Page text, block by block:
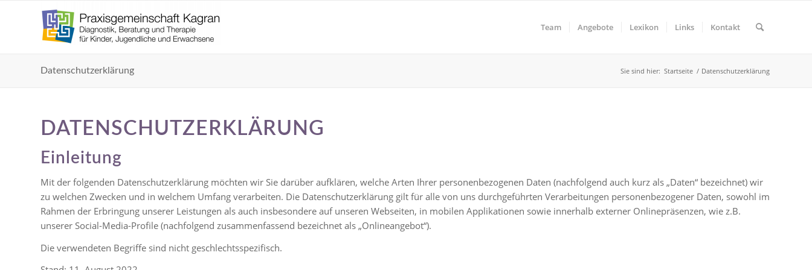
Team Angebote Lexikon Links Kontakt
Datenschutzerklärung Sie sind hier: Startseite / Datenschutzerklärung
DATENSCHUTZERKLÄRUNG
Einleitung
Mit der folgenden Datenschutzerklärung möchten wir Sie darüber aufklären, welche Arten Ihrer personenbezogenen Daten (nachfolgend auch kurz als „Daten“ bezeichnet) wir
zu welchen Zwecken und in welchem Umfang verarbeiten. Die Datenschutzerklärung gilt für alle von uns durchgeführten Verarbeitungen personenbezogener Daten, sowohl im
Rahmen der Erbringung unserer Leistungen als auch insbesondere auf unseren Webseiten, in mobilen Applikationen sowie innerhalb externer Onlinepräsenzen, wie z.B.
unserer Social-Media-Profile (nachfolgend zusammenfassend bezeichnet als „Onlineangebot“).
Die verwendeten Begriffe sind nicht geschlechtsspezifisch.